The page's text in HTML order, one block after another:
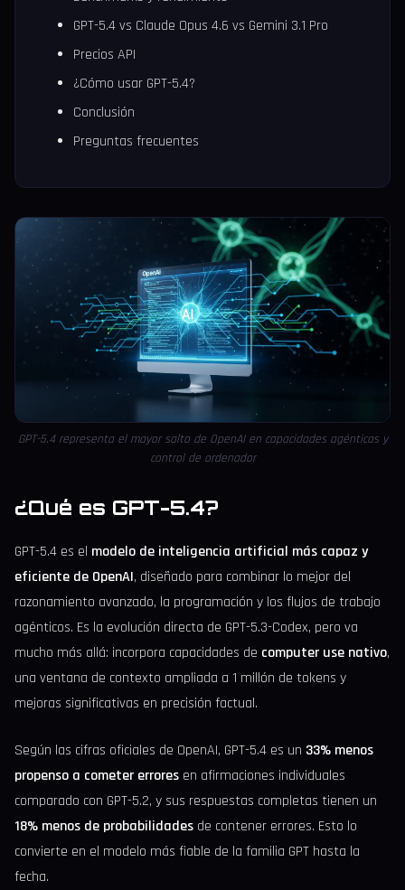
GPT-5.4 vs Claude Opus 4.6 vs Gemini 3.1 Pro
Precios API
¿Cómo usar GPT-5.4?
Conclusión
Preguntas frecuentes
GPT-5.4 representa el mayor salto de OpenAI en capacidades agénticas y
control de ordenador
¿Qué es GPT-5.4?
GPT-5.4 es el modelo de inteligencia artificial más capaz y
eficiente de OpenAI, diseñado para combinar lo mejor del
razonamiento avanzado, la programación y los flujos de trabajo
agénticos. Es la evolución directa de GPT-5.3-Codex, pero va
mucho más allá: incorpora capacidades de computer use nativo,
una ventana de contexto ampliada a 1 millón de tokens y
mejoras significativas en precisión factual.
Según las cifras oficiales de OpenAI, GPT-5.4 es un 33% menos
propenso a cometer errores en afirmaciones individuales
comparado con GPT-5.2, y sus respuestas completas tienen un
18% menos de probabilidades de contener errores. Esto lo
convierte en el modelo más fiable de la familia GPT hasta la
fecha.